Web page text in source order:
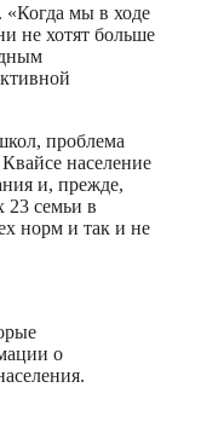
«Когда мы в ходе
не хотят больше
проблема
население
и, прежде,
23 семьи в
норм и так и не
о